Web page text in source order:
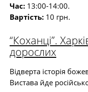
Час: 13:00-14:00.
Вартість: 10 грн.
“Коханці”.
дорослих
Відверта історія
Вистава йде